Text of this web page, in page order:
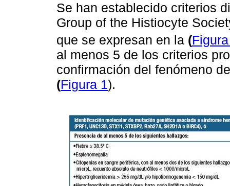
Se han establecido criterios
Group of the Histiocyte
que se expresan en la (
al menos 5 de los criterios
confirmación del fenómeno
(Figura 1).